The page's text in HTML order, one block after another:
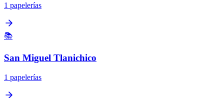
1 papelerías
📚
San Miguel Tlanichico
1 papelerías